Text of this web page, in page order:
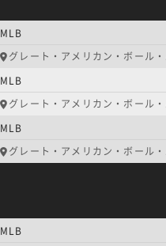
MLB
グレート・アメリカン・ボール
MLB
グレート・アメリカン・ボール
MLB
グレート・アメリカン・ボール
MLB